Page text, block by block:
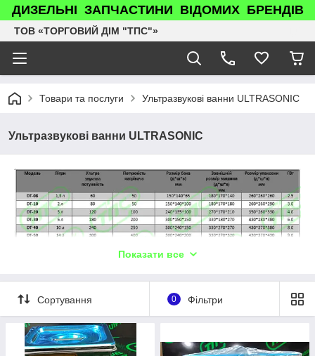
ДИЗЕЛЬНІ ЗАПЧАСТИНИ ВІДОМИХ БРЕНДІВ
ТОВ «ТОРГОВИЙ ДІМ "ТПС"»
Товари та послуги Ультразвукові ванни ULTRASONIC
Ультразвукові ванни ULTRASONIC
Показати все
Сортування 0 Фільтри